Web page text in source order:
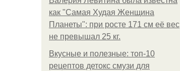
как "Самая Худая Женщина
Планеты": при росте 171 см её вес
не превышал 25 кг.
Вкусные и полезные: топ-10
рецептов детокс смузи для